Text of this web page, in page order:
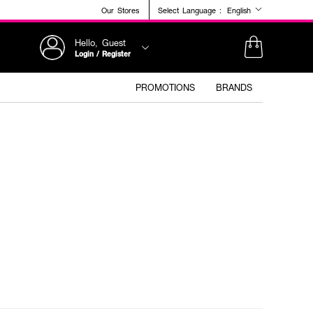
Our Stores Select Language : English
Hello, Guest
Login / Register
PROMOTIONS BRANDS